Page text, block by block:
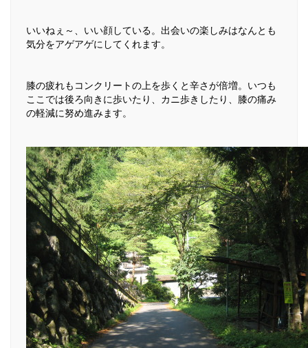
いいねぇ～、いい顔している。出会いの楽しみはなんとも
気分をアゲアゲにしてくれます。
膝の疲れもコンクリートの上を歩くと辛さが倍増。いつも
ここでは後ろ向きに歩いたり、カニ歩きしたり、膝の痛み
の軽減に努め進みます。